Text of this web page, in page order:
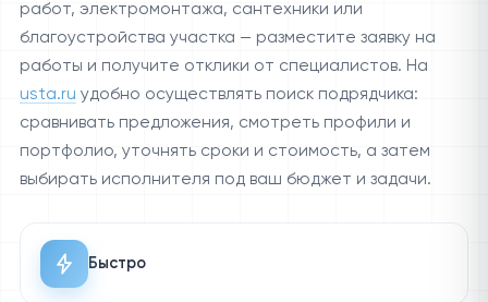
работ, электромонтажа, сантехники или
благоустройства участка — разместите заявку на
работы и получите отклики от специалистов. На
usta.ru удобно осуществлять поиск подрядчика:
сравнивать предложения, смотреть профили и
портфолио, уточнять сроки и стоимость, а затем
выбирать исполнителя под ваш бюджет и задачи.
Быстро